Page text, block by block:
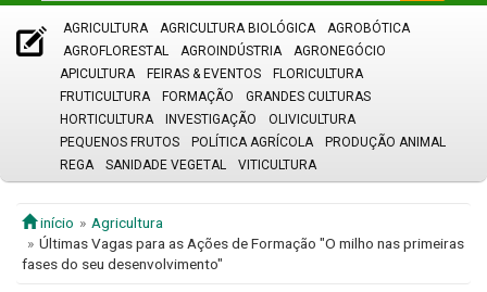
AGRICULTURA AGRICULTURA BIOLÓGICA
AGROBÓTICA
AGROFLORESTAL
AGROINDÚSTRIA
AGRONEGÓCIO
APICULTURA
FEIRAS & EVENTOS
FLORICULTURA
FRUTICULTURA
FORMAÇÃO
GRANDES CULTURAS
HORTICULTURA
INVESTIGAÇÃO
OLIVICULTURA
PEQUENOS FRUTOS
POLÍTICA AGRÍCOLA
PRODUÇÃO ANIMAL
REGA
SANIDADE VEGETAL VITICULTURA
início
Agricultura
Últimas Vagas para as Ações de Formação "O milho nas primeiras
fases do seu desenvolvimento"